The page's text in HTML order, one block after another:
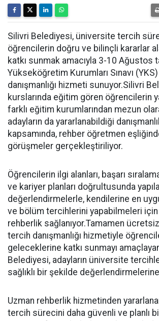
Silivri Belediyesi, üniversite tercih
öğrencilerin doğru ve bilinçli kararlar
katkı sunmak amacıyla 3-10 Ağustos
Yükseköğretim Kurumları Sınavı
danışmanlığı hizmeti sunuyor.Silivri
kurslarında eğitim gören öğrencilerin
farklı eğitim kurumlarından mezun
adayların da yararlanabildiği
kapsamında, rehber öğretmen
görüşmeler gerçekleştiriliyor.
Öğrencilerin ilgi alanları, başarı
ve kariyer planları doğrultusunda
değerlendirmelerle, kendilerine en
ve bölüm tercihlerini yapabilmeleri için
rehberlik sağlanıyor.Tamamen
tercih danışmanlığı hizmetiyle
geleceklerine katkı sunmayı
Belediyesi, adayların üniversite
sağlıklı bir şekilde
Uzman rehberlik hizmetinden
tercih sürecini daha güvenli ve planlı